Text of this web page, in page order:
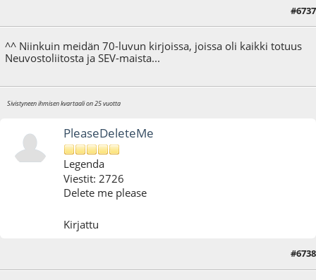
: 24.03.12 - klo:10:32 käyttäjältä kapten GT
#6737
^^ Niinkuin meidän 70-luvun kirjoissa, joissa oli kaikki totuus
Neuvostoliitosta ja SEV-maista...
Sivistyneen ihmisen kvartaali on 25 vuotta
PleaseDeleteMe
Legenda
Viestit: 2726
Delete me please
Kirjattu
#6738